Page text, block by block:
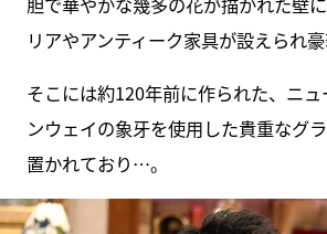
リアやアンティーク家具が設えられ豪
そこには約120年前に作られた、ニ
ンウェイの象牙を使用した貴重なグ
置かれており…。